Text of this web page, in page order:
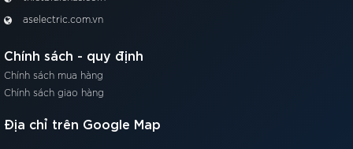
aselectric.com.vn
Chính sách - quy định
Chính sách mua hàng
Chính sách giao hàng
Địa chỉ trên Google Map